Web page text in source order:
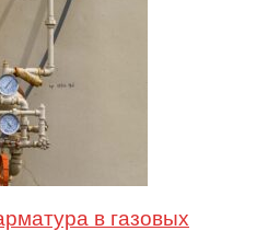
в газовых